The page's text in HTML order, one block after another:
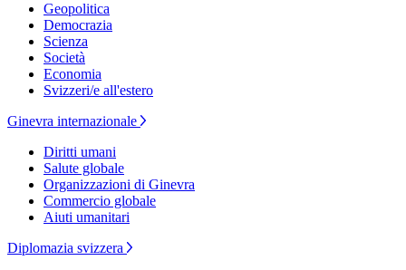
Geopolitica
Democrazia
Scienza
Società
Economia
Svizzeri/e all'estero
Ginevra internazionale
Diritti umani
Salute globale
Organizzazioni di Ginevra
Commercio globale
Aiuti umanitari
Diplomazia svizzera